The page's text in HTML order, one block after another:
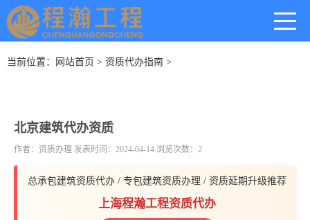
当前位置： 网站首页 > 资质代办指南 >
北京建筑代办资质
作者：资质办理 发表时间：2024-04-14 浏览次数：2
总承包建筑资质代办 / 专包建筑资质办理 / 资质延期升级推荐
上海程瀚工程资质代办